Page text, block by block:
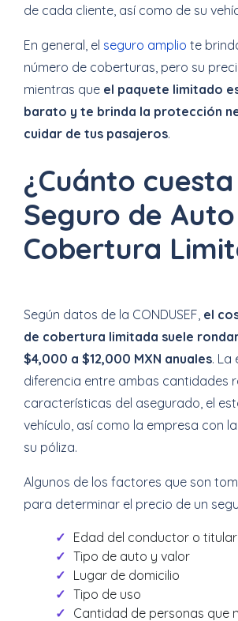
de cada cliente, así como de su
En general, el seguro amplio te
número de coberturas, pero su
mientras que el paquete limitado
barato y te brinda la protección
cuidar de tus pasajeros.
¿Cuánto
Seguro de
Cobertura
Según datos de la CONDUSEF, el
de cobertura limitada suele
$4,000 a $12,000 MXN anuales. La
diferencia entre ambas cantidades
características del asegurado, el
vehículo, así como la empresa con
su póliza.
Algunos de los factores que son
para determinar el precio de un
Edad del conductor o titular
Tipo de auto y valor
Lugar de domicilio
Tipo de uso
Cantidad de personas que